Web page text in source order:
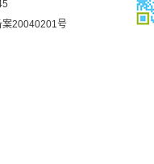
案20040201号